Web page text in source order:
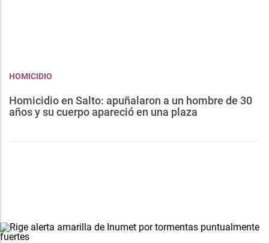
HOMICIDIO
Homicidio en Salto: apuñalaron a un hombre de 30
años y su cuerpo apareció en una plaza